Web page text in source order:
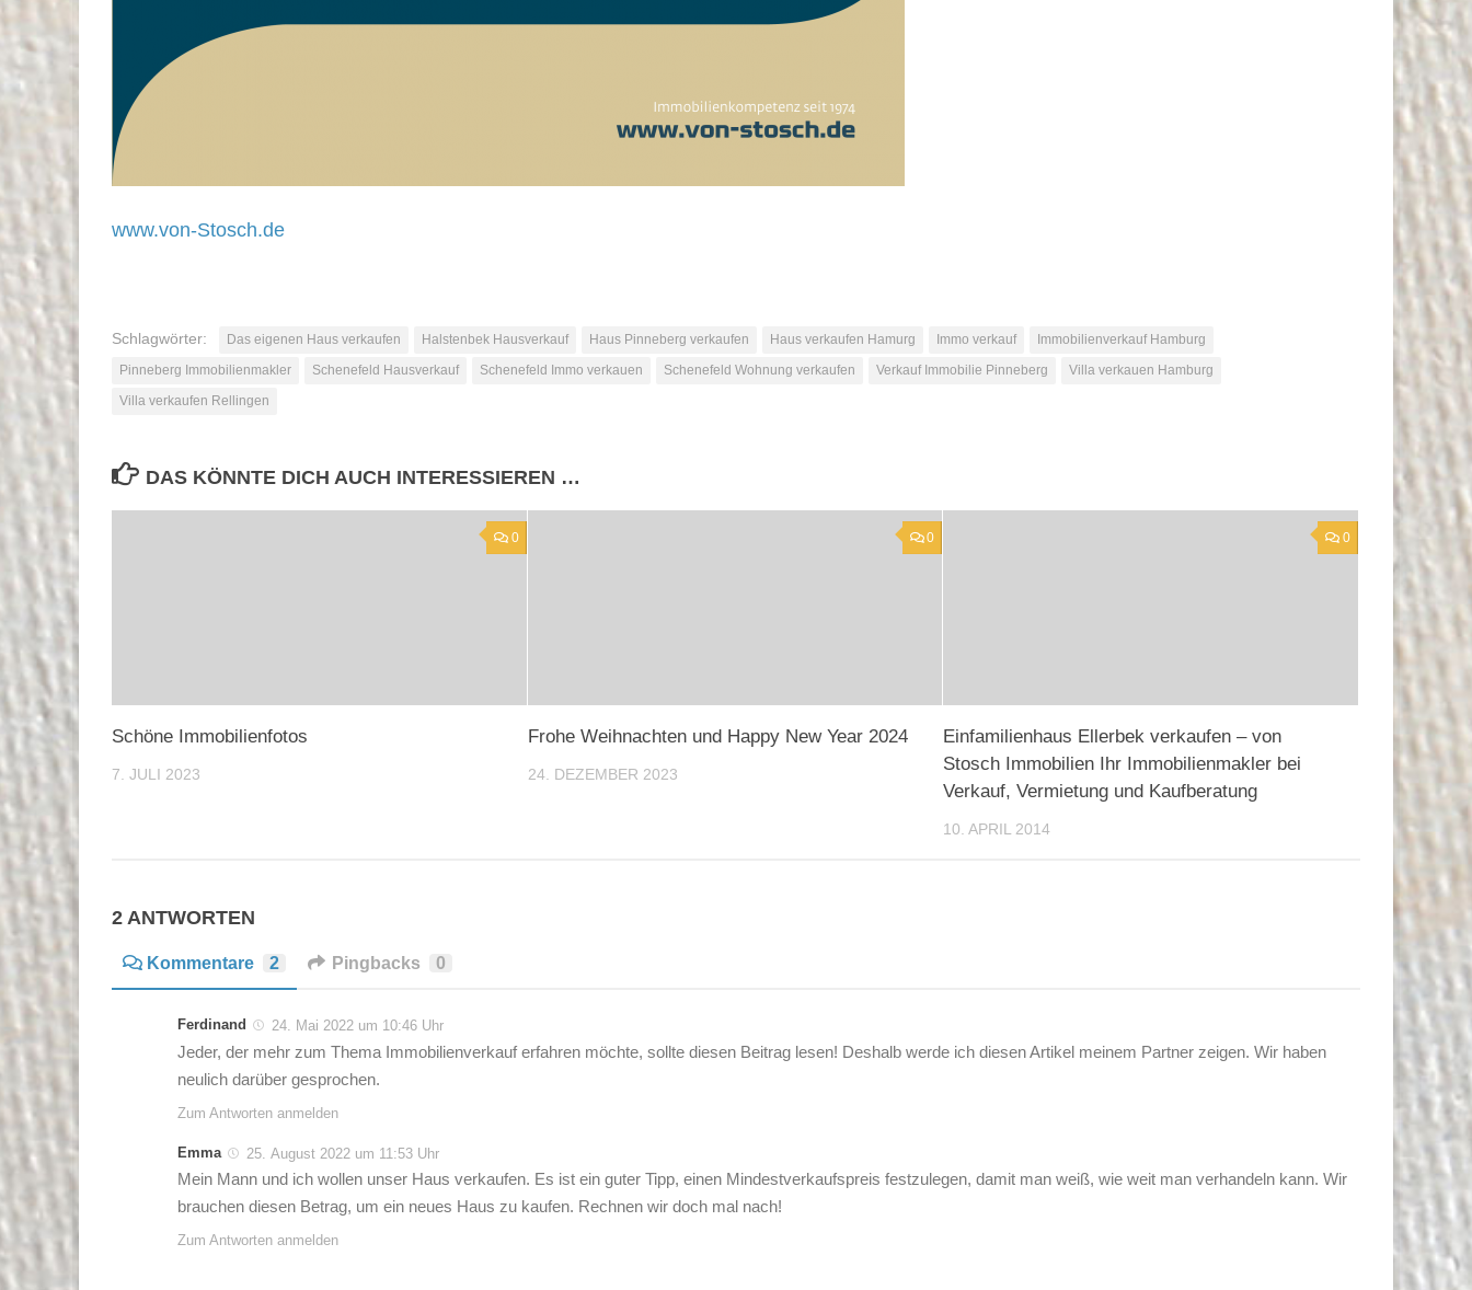
www.von-Stosch.de
Schlagwörter: Das eigenen Haus verkaufen Halstenbek Hausverkauf Haus Pinneberg verkaufen Haus verkaufen Hamurg Immo verkauf
Immobilienverkauf Hamburg
Pinneberg Immobilienmakler
Schenefeld Hausverkauf Schenefeld Immo verkauen Schenefeld Wohnung verkaufen Verkauf Immobilie Pinneberg
Villa verkauen Hamburg
Villa verkaufen Rellingen
DAS KÖNNTE DICH AUCH INTERESSIEREN …
0
Schöne Immobilienfotos
7. JULI 2023
0
Frohe Weihnachten und Happy New Year 2024
24. DEZEMBER 2023
0
Einfamilienhaus Ellerbek verkaufen – von
Stosch Immobilien Ihr Immobilienmakler bei
Verkauf, Vermietung und Kaufberatung
10. APRIL 2014
2 ANTWORTEN
Kommentare 2 Pingbacks 0
Ferdinand 24. Mai 2022 um 10:46 Uhr
Jeder, der mehr zum Thema Immobilienverkauf erfahren möchte, sollte diesen Beitrag lesen! Deshalb werde ich diesen Artikel meinem Partner zeigen. Wir haben
neulich darüber gesprochen.
Zum Antworten anmelden
Emma 25. August 2022 um 11:53 Uhr
Mein Mann und ich wollen unser Haus verkaufen. Es ist ein guter Tipp, einen Mindestverkaufspreis festzulegen, damit man weiß, wie weit man verhandeln kann. Wir
brauchen diesen Betrag, um ein neues Haus zu kaufen. Rechnen wir doch mal nach!
Zum Antworten anmelden